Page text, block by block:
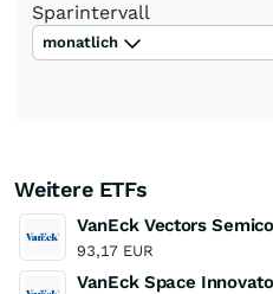
Sparintervall
monatlich
Weitere ETFs
93,17 EUR